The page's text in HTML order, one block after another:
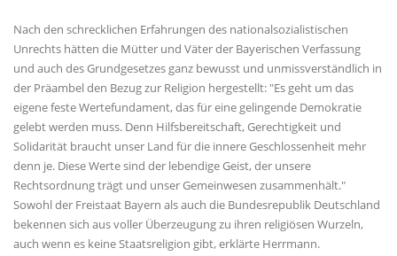
Nach den schrecklichen Erfahrungen des nationalsozialistischen
Unrechts hätten die Mütter und Väter der Bayerischen Verfassung
und auch des Grundgesetzes ganz bewusst und unmissverständlich in
der Präambel den Bezug zur Religion hergestellt: "Es geht um das
eigene feste Wertefundament, das für eine gelingende Demokratie
gelebt werden muss. Denn Hilfsbereitschaft, Gerechtigkeit und
Solidarität braucht unser Land für die innere Geschlossenheit mehr
denn je. Diese Werte sind der lebendige Geist, der unsere
Rechtsordnung trägt und unser Gemeinwesen zusammenhält."
Sowohl der Freistaat Bayern als auch die Bundesrepublik Deutschland
bekennen sich aus voller Überzeugung zu ihren religiösen Wurzeln,
auch wenn es keine Staatsreligion gibt, erklärte Herrmann.